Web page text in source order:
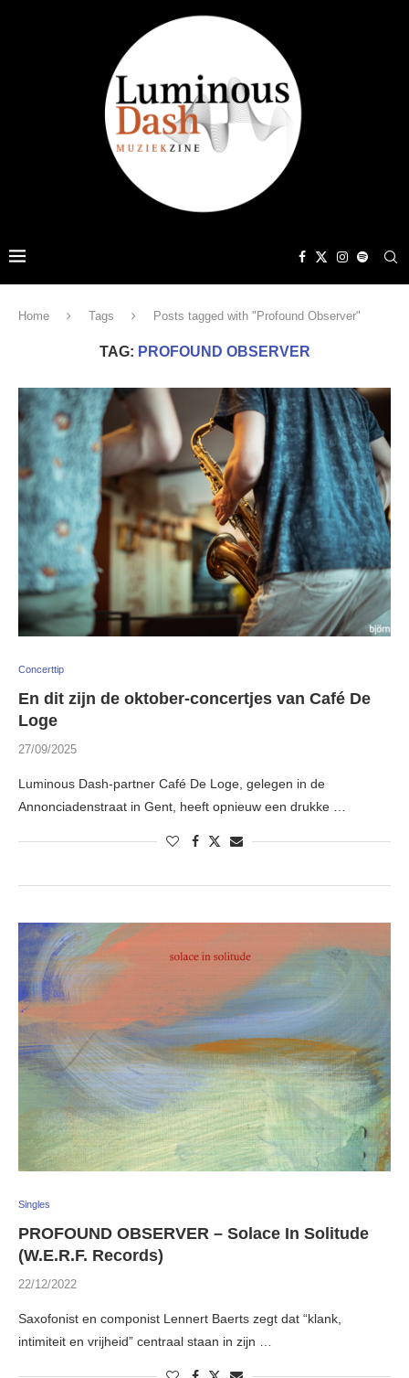
Home Tags Posts tagged with "Profound Observer"
TAG: PROFOUND OBSERVER
Concerttip
En dit zijn de oktober-concertjes van Café De
Loge
27/09/2025
Luminous Dash-partner Café De Loge, gelegen in de
Annonciadenstraat in Gent, heeft opnieuw een drukke …
Singles
PROFOUND OBSERVER – Solace In Solitude
(W.E.R.F. Records)
22/12/2022
Saxofonist en componist Lennert Baerts zegt dat “klank,
intimiteit en vrijheid” centraal staan in zijn …